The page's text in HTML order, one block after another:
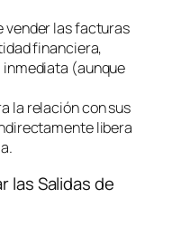
las facturas
financiera,
(aunque
la relación con sus
libera
las Salidas de